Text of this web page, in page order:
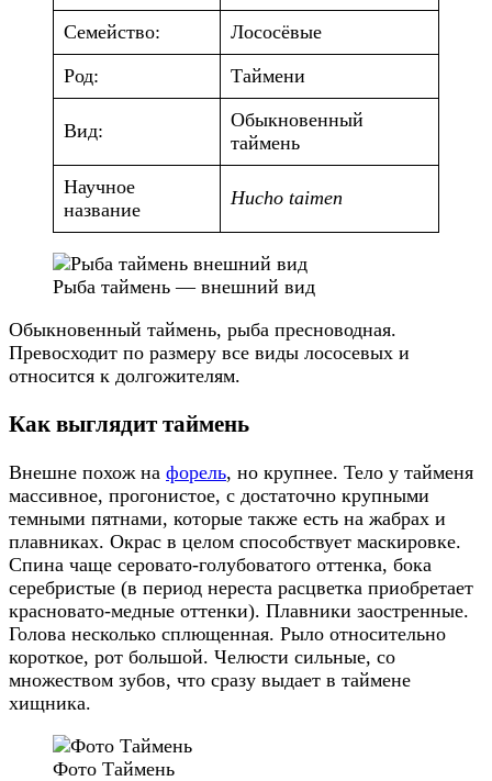
Семейство:
Лососёвые
Род:
Таймени
Вид:
Обыкновенный
таймень
Научное
название
Hucho taimen
Рыба таймень — внешний вид
Обыкновенный таймень, рыба пресноводная.
Превосходит по размеру все виды лососевых и
относится к долгожителям.
Как выглядит таймень
Внешне похож на форель, но крупнее. Тело у тайменя
массивное, прогонистое, с достаточно крупными
темными пятнами, которые также есть на жабрах и
плавниках. Окрас в целом способствует маскировке.
Спина чаще серовато-голубоватого оттенка, бока
серебристые (в период нереста расцветка приобретает
красновато-медные оттенки). Плавники заостренные.
Голова несколько сплющенная. Рыло относительно
короткое, рот большой. Челюсти сильные, со
множеством зубов, что сразу выдает в таймене
хищника.
Фото Таймень